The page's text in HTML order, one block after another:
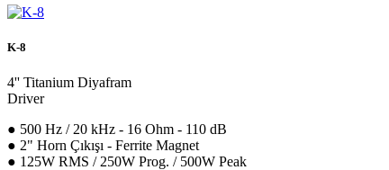
K-8
4'' Titanium Diyafram
Driver
● 500 Hz / 20 kHz - 16 Ohm - 110 dB
● 2" Horn Çıkışı - Ferrite Magnet
● 125W RMS / 250W Prog. / 500W Peak